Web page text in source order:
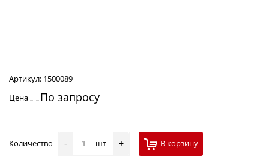
Артикул: 1500089
Цена
По запросу
Количество - шт + В корзину